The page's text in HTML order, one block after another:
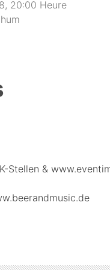
20:00 Heure
Stellen &